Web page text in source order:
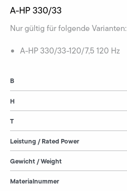
A-HP 330/33
Nur gültig für folgende Varianten:
A-HP 330/33-120/7,5 120 Hz
B
H
T
Leistung / Rated Power
Gewicht / Weight
Materialnummer